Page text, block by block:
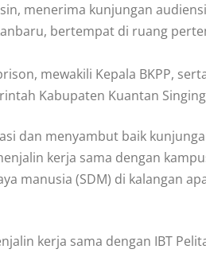
menerima kunjungan
bertempat di ruang
mewakili Kepala BKPP,
Kabupaten Kuantan
dan menyambut baik
kerja sama dengan
manusia (SDM) di kalangan
kerja sama dengan IBT